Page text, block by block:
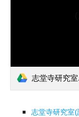
志堂寺研究
志堂寺研究室